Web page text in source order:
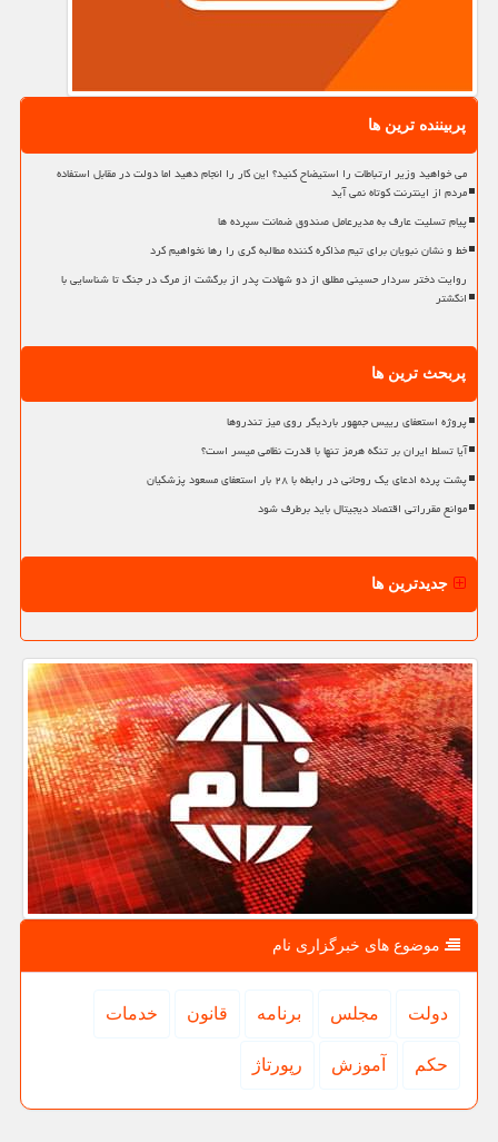
پربیننده ترین ها
می خواهید وزیر ارتباطات را استیضاح کنید؟ این کار را انجام دهید اما دولت در مقابل استفاده
مردم از اینترنت کوتاه نمی آید
پیام تسلیت عارف به مدیرعامل صندوق ضمانت سپرده ها
خط و نشان نبویان برای تیم مذاکره کننده مطالبه گری را رها نخواهیم کرد
روایت دختر سردار حسینی مطلق از دو شهادت پدر از برگشت از مرگ در جنگ تا شناسایی با
انگشتر
پربحث ترین ها
پروژه استعفای رییس جمهور باردیگر روی میز تندروها
آیا تسلط ایران بر تنگه هرمز تنها با قدرت نظامی میسر است؟
پشت پرده ادعای یک روحانی در رابطه با ۲۸ بار استعفای مسعود پزشکیان
موانع مقرراتی اقتصاد دیجیتال باید برطرف شود
جدیدترین ها
موضوع های خبرگزاری نام
دولت مجلس برنامه قانون خدمات
حكم آموزش رپورتاژ